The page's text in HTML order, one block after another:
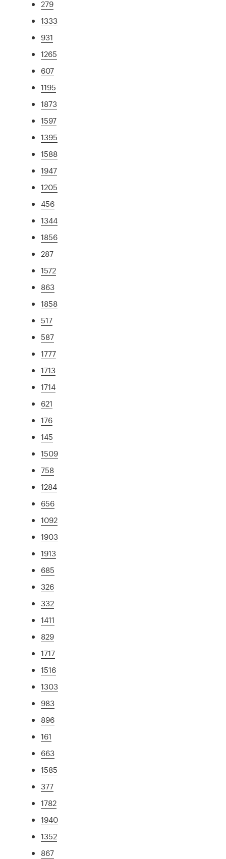
279
1333
931
1265
607
1195
1873
1597
1395
1588
1947
1205
456
1344
1856
287
1572
863
1858
517
587
1777
1713
1714
621
176
145
1509
758
1284
656
1092
1903
1913
685
326
332
1411
829
1717
1516
1303
983
896
161
663
1585
377
1782
1940
1352
867